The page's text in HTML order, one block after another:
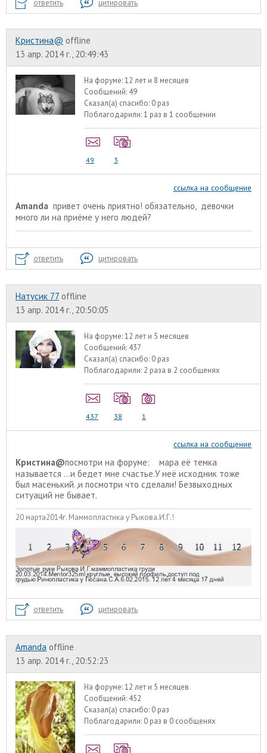
ответить цитировать
Кристина@ offline
13 апр. 2014 г., 20:49:43
На форуме:12 лет и 8 месяцев
Сообщений: 49
Сказал(а) спасибо: 0 раз
Поблагодарили:1 раз в 1 сообщении
49 3
ссылка на сообщение
Amanda привет очень приятно! обязательно, девочки
много ли на приёме у него людей?
ответить цитировать
Натусик 77 offline
13 апр. 2014 г., 20:50:05
На форуме:12 лет и 5 месяцев
Сообщений: 437
Сказал(а) спасибо: 0 раз
Поблагодарили: 2 раза в 2 сообщенях
437 38 1
ссылка на сообщение
Кристина@посмотри на форуме: мара её темка
называется ...и бедет мне счастье.У неё исходник тоже
был масенький.,и посмотри что сделали! Безвыходных
ситуаций не бывает.
20 марта2014г. Маммопластика у Рыкова.И.Г.!
ответить цитировать
Amanda offline
13 апр. 2014 г., 20:52:23
На форуме:12 лет и 5 месяцев
Сообщений: 452
Сказал(а) спасибо: 0 раз
Поблагодарили: 0 раз в 0 сообщенях